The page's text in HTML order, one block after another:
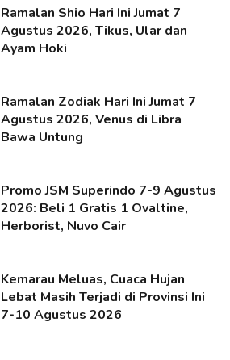
Ramalan Shio Hari Ini Jumat 7
Agustus 2026, Tikus, Ular dan
Ayam Hoki
Ramalan Zodiak Hari Ini Jumat 7
Agustus 2026, Venus di Libra
Bawa Untung
Promo JSM Superindo 7-9 Agustus
2026: Beli 1 Gratis 1 Ovaltine,
Herborist, Nuvo Cair
Kemarau Meluas, Cuaca Hujan
Lebat Masih Terjadi di Provinsi Ini
7-10 Agustus 2026